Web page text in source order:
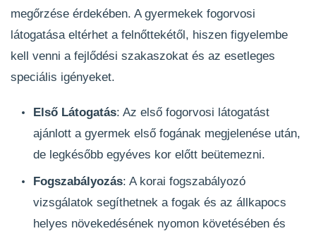
megőrzése érdekében. A gyermekek fogorvosi
látogatása eltérhet a felnőttekétől, hiszen figyelembe
kell venni a fejlődési szakaszokat és az esetleges
speciális igényeket.
Első Látogatás: Az első fogorvosi látogatást
ajánlott a gyermek első fogának megjelenése után,
de legkésőbb egyéves kor előtt beütemezni.
Fogszabályozás: A korai fogszabályozó
vizsgálatok segíthetnek a fogak és az állkapocs
helyes növekedésének nyomon követésében és